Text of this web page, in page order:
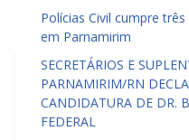
Polícias Civil cumpre
em Parnamirim
SECRETÁRIOS E
PARNAMIRIM/RN
CANDIDATURA DE DR.
FEDERAL